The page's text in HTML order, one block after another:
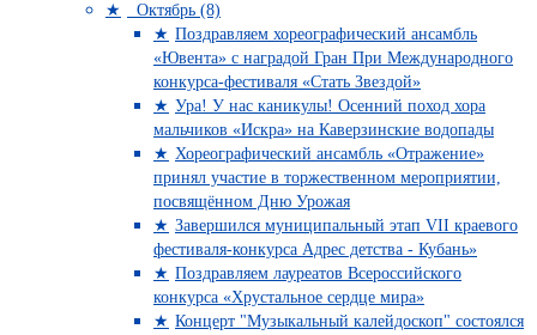
Октябрь (8)
Поздравляем хореографический ансамбль
«Ювента» с наградой Гран При Международного
конкурса-фестиваля «Стать Звездой»
Ура! У нас каникулы! Осенний поход хора
мальчиков «Искра» на Каверзинские водопады
Хореографический ансамбль «Отражение»
принял участие в торжественном мероприятии,
посвящённом Дню Урожая
Завершился муниципальный этап VII краевого
фестиваля-конкурса Адрес детства - Кубань»
Поздравляем лауреатов Всероссийского
конкурса «Хрустальное сердце мира»
Концерт "Музыкальный калейдоскоп" состоялся